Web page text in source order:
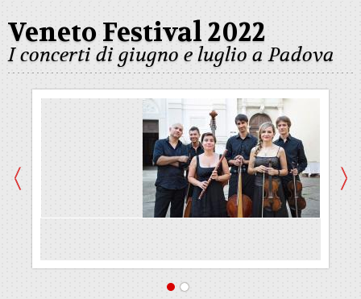
Veneto Festival 2022
I concerti di giugno e luglio a Padova